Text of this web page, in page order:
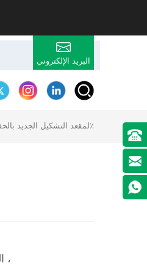
البريد الإلكتروني
الألياف الزجاجية المقواة بـ PA6 لمقعد التشكيل الجديد بالحقن ، تخفيض الوزن بنسبة 30٪
الحل يساعد السيارات الجديدة على فقدان 30٪ من الوزن وتوفير 15٪ من التكلفة مقارنة بسابقتها ،